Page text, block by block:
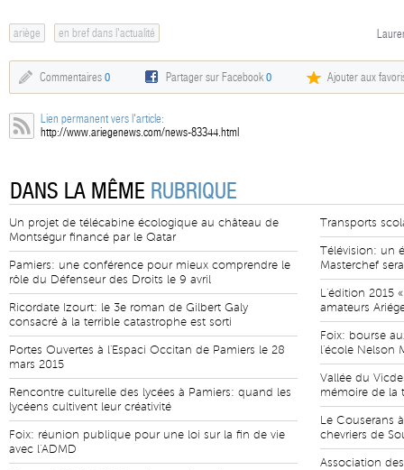
ariège en bref dans l'actualité
Commentaires 0 Partager sur Facebook0 Ajouter aux
Lien permanent vers l'article:
http://www.ariegenews.com/news-83344.html
DANS LA MÊME RUBRIQUE
Un projet de télécabine écologique au château de
Montségur financé par le Qatar
Pamiers: une conférence pour mieux comprendre le
rôle du Défenseur des Droits le 9 avril
Ricordate Izourt: le 3e roman de Gilbert Galy
consacré à la terrible catastrophe est sorti
Portes Ouvertes à l'Espaci Occitan de Pamiers le 28
mars 2015
Rencontre culturelle des lycées à Pamiers: quand les
lycéens cultivent leur créativité
Foix: réunion publique pour une loi sur la fin de vie
avec l'ADMD
Transports
Télévision: un
Masterchef
L'édition 2015
amateurs
Foix: bourse
l'école Nelson
Vallée du
mémoire de la
Le Couserans
chevriers de
Association